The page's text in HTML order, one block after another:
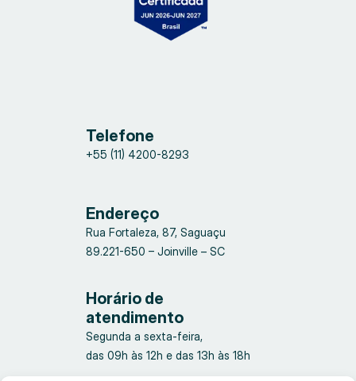
Telefone
+55 (11) 4200-8293
Endereço
Rua Fortaleza, 87, Saguaçu
89.221-650 – Joinville – SC
Horário de
atendimento
Segunda a sexta-feira,
das 09h às 12h e das 13h às 18h